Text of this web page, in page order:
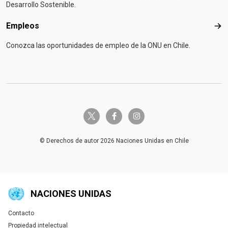
Desarrollo Sostenible.
Empleos
Conozca las oportunidades de empleo de la ONU en Chile.
twitter-x facebook-finstagram
© Derechos de autor 2026 Naciones Unidas en Chile
NACIONES UNIDAS
Global U.N. menu
Contacto
Propiedad intelectual